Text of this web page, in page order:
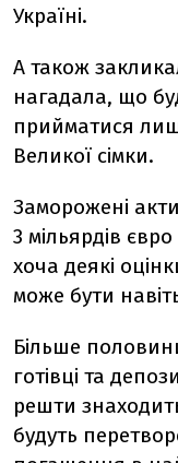
Україні.
А також
нагадала, що
прийматися
Великої сімки.
Заморожені
3 мільярдів
хоча деякі
може бути
Більше
готівці та
решти
будуть